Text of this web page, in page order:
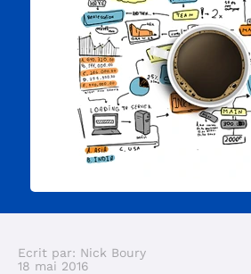
Ecrit par: Nick Boury
18 mai 2016